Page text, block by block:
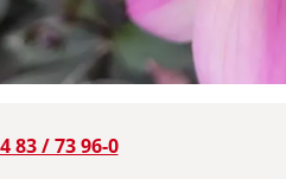
83 / 73 96-0